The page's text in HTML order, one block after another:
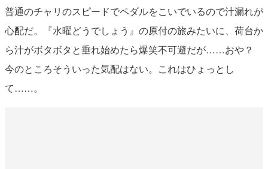
普通のチャリのスピードでペダルをこいでいるので汁漏れが
心配だ。『水曜どうでしょう』の原付の旅みたいに、荷台か
ら汁がボタボタと垂れ始めたら爆笑不可避だが……おや？
今のところそういった気配はない。これはひょっとし
て……。